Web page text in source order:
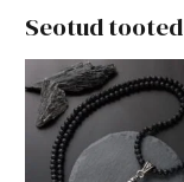
Seotud tooted